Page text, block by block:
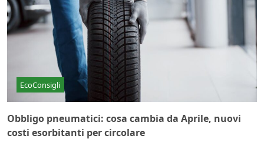
EcoConsigli
Obbligo pneumatici: cosa cambia da Aprile, nuovi
costi esorbitanti per circolare